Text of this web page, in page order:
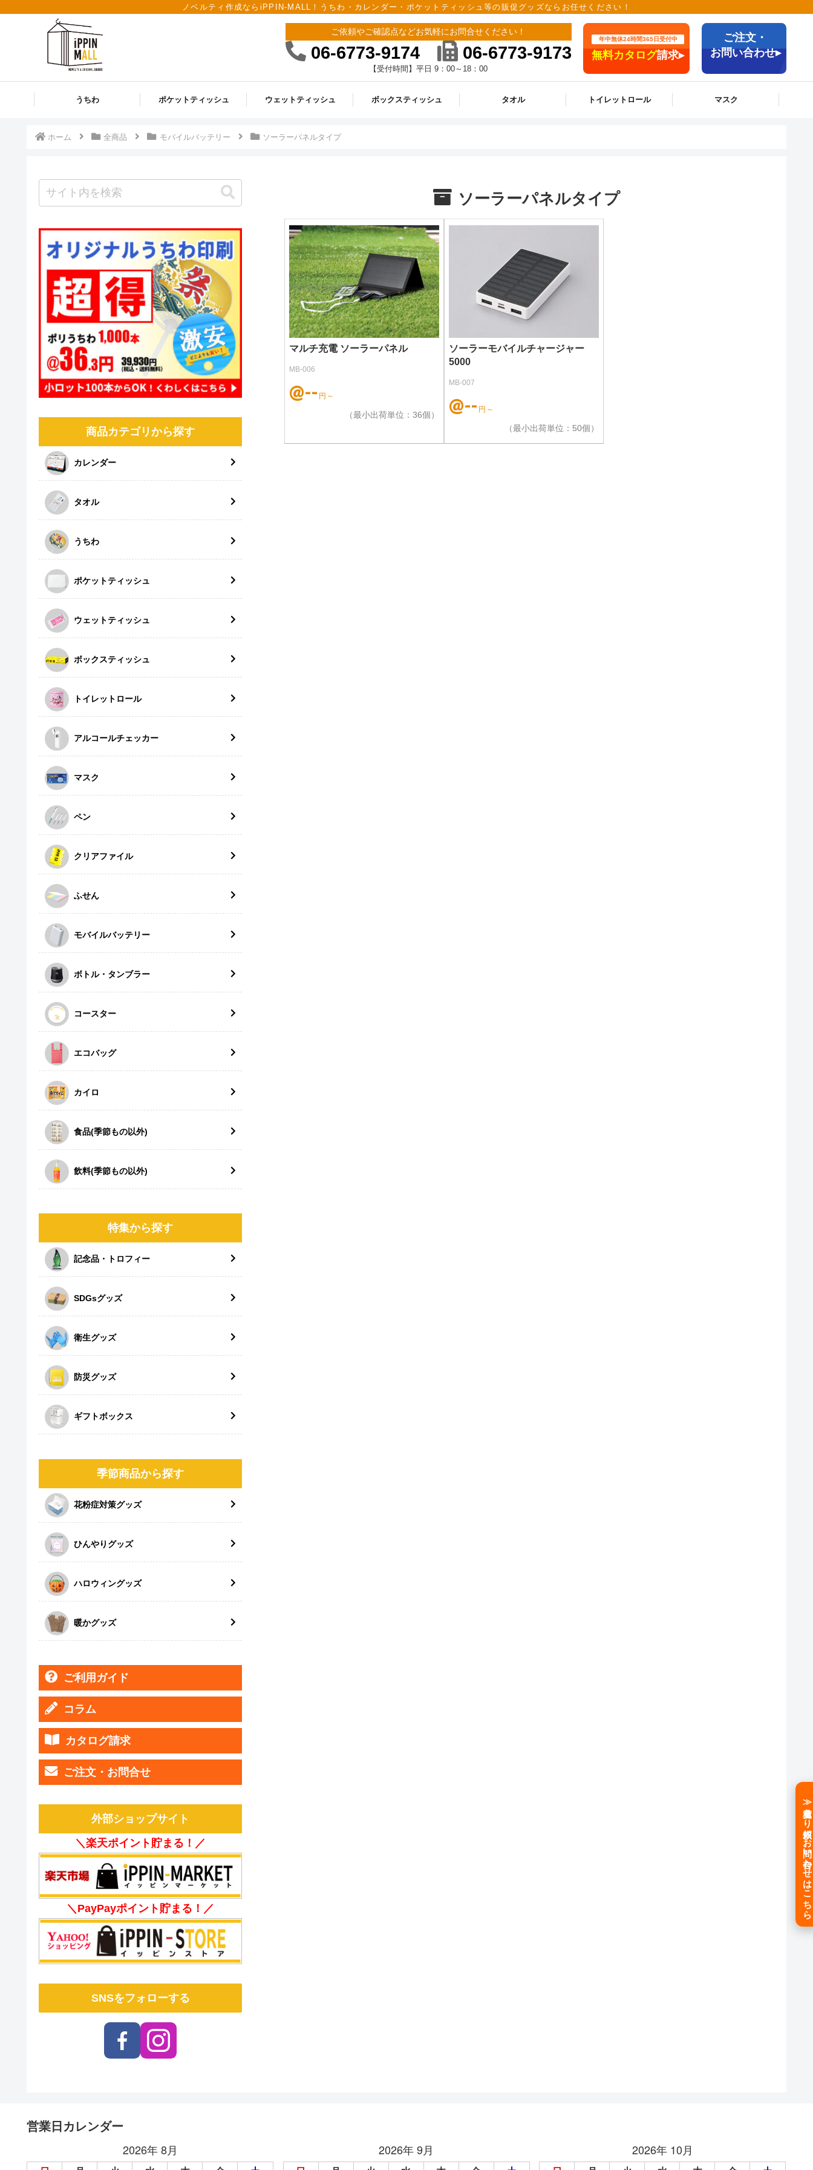
ノベルティ作成ならiPPIN-MALL！うちわ・カレンダー・ポケットティッシュ等の販促グッズならお任せください！
ご依頼やご確認点などお気軽にお問合せください！
06-6773-9174 06-6773-9173
【受付時間】平日 9：00～18：00
年中無休24時間365日受付中
無料カタログ請求▸
ご注文・
お問い合わせ▸
うちわ ポケットティッシュ ウェットティッシュ ボックスティッシュ タオル トイレットロール マスク
ホーム 全商品 モバイルバッテリー ソーラーパネルタイプ
ソーラーパネルタイプ
マルチ充電 ソーラーパネル
MB-006
@-- 円～
（最小出荷単位：36個）
ソーラーモバイルチャージャー
5000
MB-007
@-- 円～
（最小出荷単位：50個）
商品カテゴリから探す
カレンダー
タオル
うちわ
ポケットティッシュ
ウェットティッシュ
ボックスティッシュ
トイレットロール
アルコールチェッカー
マスク
ペン
クリアファイル
ふせん
モバイルバッテリー
ボトル・タンブラー
コースター
エコバッグ
カイロ
食品(季節もの以外)
飲料(季節もの以外)
特集から探す
記念品・トロフィー
SDGsグッズ
衛生グッズ
防災グッズ
ギフトボックス
季節商品から探す
花粉症対策グッズ
ひんやりグッズ
ハロウィングッズ
暖かグッズ
ご利用ガイド
コラム
カタログ請求
ご注文・お問合せ
外部ショップサイト
＼楽天ポイント貯まる！／
＼PayPayポイント貯まる！／
SNSをフォローする
営業日カレンダー
2026年 8月 2026年 9月 2026年 10月
≫見積もり依頼／お問い合わせはこちら